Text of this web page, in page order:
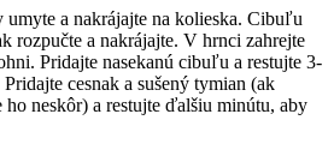
umyte a nakrájajte na kolieska. Cibuľu
rozpučte a nakrájajte. V hrnci zahrejte
Pridajte nasekanú cibuľu a restujte 3-
cesnak a sušený tymian (ak
neskôr) a restujte ďalšiu minútu, aby